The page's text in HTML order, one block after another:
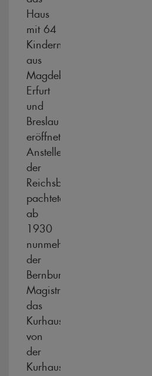
Haus
mit 64
Kindern
aus
Magdeburg,
Erfurt
und
Breslau
eröffnet.
Anstelle
der
Reichsbahn
pachtete
ab
1930
nunmehr
der
Bernburger
Magistrat
das
Kurhaus
von
der
Kurhaus